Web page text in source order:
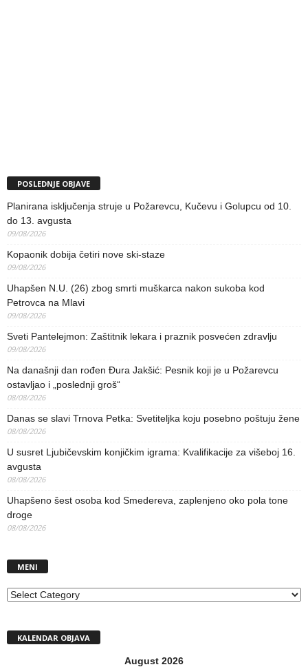
POSLEDNJE OBJAVE
Planirana isključenja struje u Požarevcu, Kučevu i Golupcu od 10.
do 13. avgusta
09/08/2026
Kopaonik dobija četiri nove ski-staze
09/08/2026
Uhapšen N.U. (26) zbog smrti muškarca nakon sukoba kod
Petrovca na Mlavi
09/08/2026
Sveti Pantelejmon: Zaštitnik lekara i praznik posvećen zdravlju
09/08/2026
Na današnji dan rođen Đura Jakšić: Pesnik koji je u Požarevcu
ostavljao i „poslednji groš“
08/08/2026
Danas se slavi Trnova Petka: Svetiteljka koju posebno poštuju žene
08/08/2026
U susret Ljubičevskim konjičkim igrama: Kvalifikacije za višeboj 16.
avgusta
08/08/2026
Uhapšeno šest osoba kod Smedereva, zaplenjeno oko pola tone
droge
08/08/2026
MENI
MENI
KALENDAR OBJAVA
August 2026